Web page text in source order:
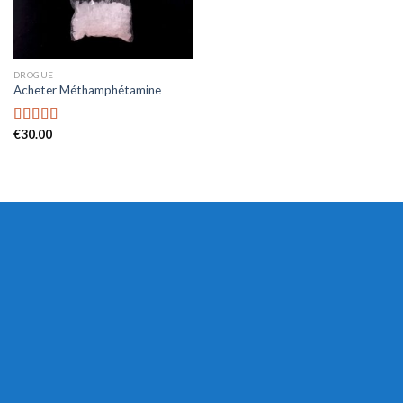
DROGUE
Acheter Méthamphétamine
Rated4.47
€30.00